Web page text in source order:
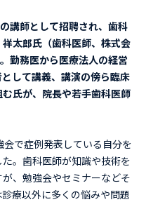
講師として招聘され、歯科
太郎氏（歯科医師、株式会
務医から医療法人の経営
して講義、講演の傍ら臨床
氏が、院長や若手歯科医師
会で症例発表している自分を
。歯科医師が知識や技術を
、勉強会やセミナーなどそ
療以外に多くの悩みや問題